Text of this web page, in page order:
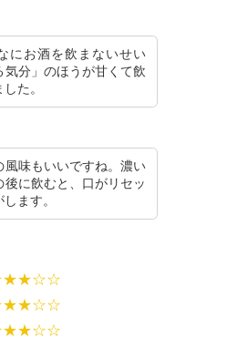
にお酒を飲まないせい
気分」のほうが甘くて飲
た。
風味もいいですね。濃い
に飲むと、口がリセッ
ます。